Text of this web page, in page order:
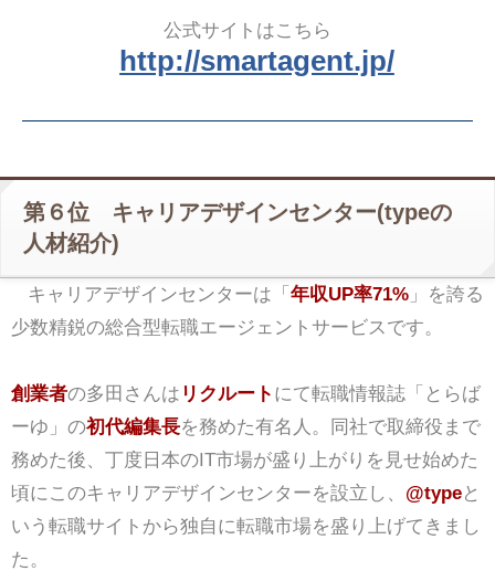
公式サイトはこちら
http://smartagent.jp/
第６位 キャリアデザインセンター(typeの
人材紹介)
キャリアデザインセンターは「 年収UP率71%」を誇る
少数精鋭の総合型転職エージェントサービスです。
創業者の多田さんは リクルート にて転職情報誌「とらば
ーゆ」の初代編集長を務めた有名人。同社で取締役まで
務めた後、丁度日本のIT市場が盛り上がりを見せ始めた
頃にこのキャリアデザインセンターを設立し、 @typeと
いう転職サイトから独自に転職市場を盛り上げてきまし
た。